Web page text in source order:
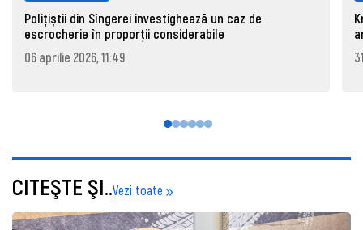
Polițiștii din Sîngerei investighează un caz de
escrocherie în proporții considerabile
06 aprilie 2026, 11:49
CITEŞTE ŞI..Vezi toate